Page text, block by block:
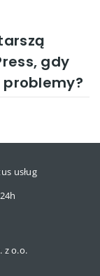
gdy
usług
z o.o.